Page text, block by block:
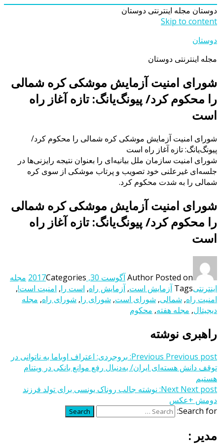
دوستان مجله اینترنتی دوستان
Skip to content
دوستان
مجله اینترنتی دوستان
شورای امنیت آزمایش موشکی کره شمالی
را محکوم کرد/ پیونگ‌یانگ: تازه آغاز راه
است
شورای امنیت آزمایش موشکی کره شمالی را محکوم کرد/
پیونگ‌یانگ: تازه آغاز راه است
شورای امنیت سازمان ملل بیانیه‌ای را بعنوان نتیجه رایزنی‌ها در
جلسه‌ای غیرعلنی خود تصویب و پرتاب موشکی از سوی کره
شمالی را به شدت محکوم کرد.
شورای امنیت آزمایش موشکی کره شمالی
را محکوم کرد/ پیونگ‌یانگ: تازه آغاز راه
است
Author Posted on آگوست 30, 2017 Categories
مجله
اینترنتیTags آزمایش است,آزمایش راه, است را, امنیت است!,
امنیت راه, شمالی, شورای است, شورای را, شورای راه, مجله
دیجیتال, مجله هفته, محکوم
راهبری نوشته
Previous Previous post:
بروجردی: اعتراف اوباما به ناتوانی در
توقف دانش هسته‌ای ایران/ به‌دنبال رفع موانع بانکی در ویتنام
هستیم
Next Next post:
نوشته جالب روناک یونسی برای تولد فرزند
دومش +عکس
Search for:
Search
مدیر :